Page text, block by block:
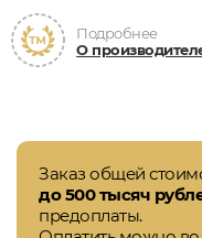
Подробнее
О
Заказ общей
до 500 тысяч
предоплаты.